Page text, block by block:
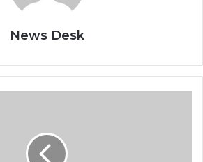
News Desk